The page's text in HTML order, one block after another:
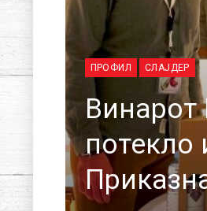
ПРОФИЛ СЛАЈДЕР
Винарот
потекло